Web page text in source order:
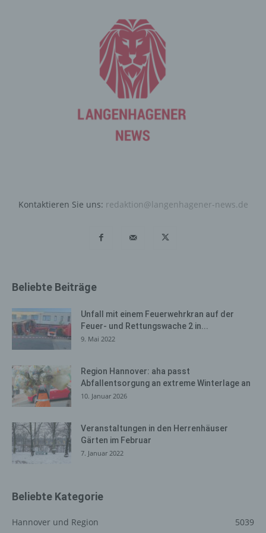
Kontaktieren Sie uns: redaktion@langenhagener-news.de
Beliebte Beiträge
Unfall mit einem Feuerwehrkran auf der
Feuer- und Rettungswache 2 in...
9. Mai 2022
Region Hannover: aha passt
Abfallentsorgung an extreme Winterlage an
10. Januar 2026
Veranstaltungen in den Herrenhäuser
Gärten im Februar
7. Januar 2022
Beliebte Kategorie
Hannover und Region 5039
Datensicherheit in unserem Unternehmen zu erhöhen,
um letztlich ein optimales Schutzniveau für die von uns
verarbeiteten personenbezogenen Daten
sicherzustellen. Die anonymen Daten der Server-Logfiles
werden getrennt von allen durch eine betroffene Person
angegebenen personenbezogenen Daten gespeichert.
Registrierung auf unserer
an den für die Verarbeitung Verantwortlichen übermittelt
betroffenen Person eingegebenen personenbezogenen
Verarbeitung Verantwortliche kann die Weitergabe an
einen Paketdienstleister, veranlassen, der die
personenbezogenen Daten ebenfalls ausschließlich für
eine interne Verwendung, die dem für die Verarbeitung
Durch eine Registrierung auf der Internetseite des für die
Verarbeitung Verantwortlichen wird ferner die vom
Internet-Service-Provider (ISP) der betroffenen Person
Registrierung gespeichert. Die Speicherung dieser Daten
erfolgt vor dem Hintergrund, dass nur so der Missbrauch
unserer Dienste verhindert werden kann, und diese
zur Absicherung des für die Verarbeitung
Daten an Dritte erfolgt grundsätzlich nicht, sofern keine